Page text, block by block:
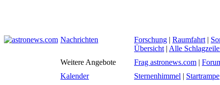
Nachrichten Forschung | Raumfahrt |
Übersicht | Alle
Weitere Angebote
Frag astronews.com |
Kalender
Sternenhimmel | Startrampe